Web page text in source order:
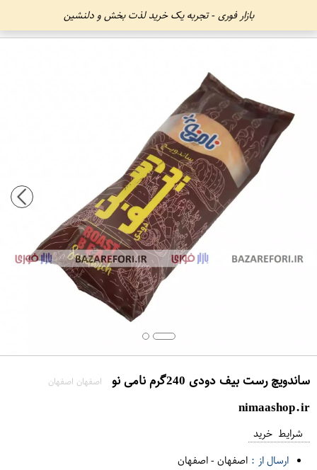
بازار فوری - تجربه یک خرید لذت بخش و دلنشین
ساندویچ رست بیف دودی 240گرم نامی نو اصفهان اصفهان
nimaashop.ir
شرایط خرید
ارسال از : اصفهان-اصفهان